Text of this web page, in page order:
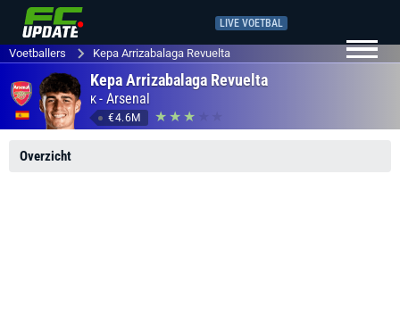
LIVE VOETBAL
Voetballers Kepa Arrizabalaga Revuelta
Kepa Arrizabalaga Revuelta
K - Arsenal
€4.6M
Overzicht